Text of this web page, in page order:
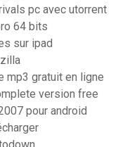
pc avec utorrent
64 bits
sur ipad
mp3 gratuit en ligne
version free
pour android